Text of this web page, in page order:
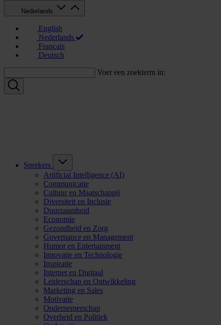
Nederlands
English
Nederlands
Français
Deutsch
Voer een zoekterm in:
Sprekers
Artificial Intelligence (AI)
Communicatie
Cultuur en Maatschappij
Diversiteit en Inclusie
Duurzaamheid
Economie
Gezondheid en Zorg
Governance en Management
Humor en Entertainment
Innovatie en Technologie
Inspiratie
Internet en Digitaal
Leiderschap en Ontwikkeling
Marketing en Sales
Motivatie
Ondernemerschap
Overheid en Politiek